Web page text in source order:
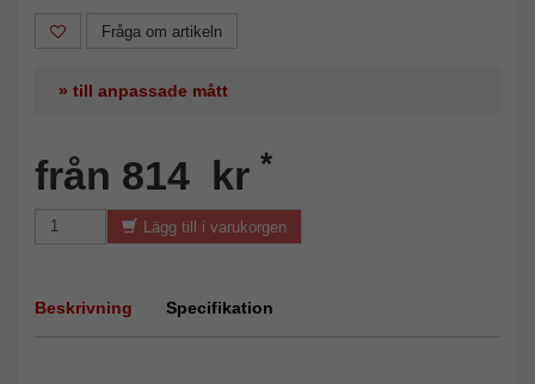
Fråga om artikeln
» till anpassade mått
från 814 kr *
Lägg till i varukorgen
Beskrivning Specifikation